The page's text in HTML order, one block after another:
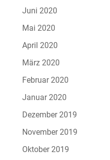
Juni 2020
Mai 2020
April 2020
März 2020
Februar 2020
Januar 2020
Dezember 2019
November 2019
Oktober 2019